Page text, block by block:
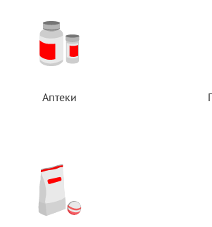
Аптеки